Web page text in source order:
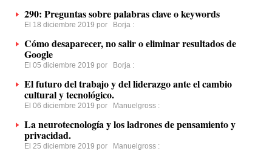
290: Preguntas sobre palabras clave o keywords
El 18 diciembre 2019 por Borja :
Cómo desaparecer, no salir o eliminar resultados de
Google
El 05 diciembre 2019 por Borja :
El futuro del trabajo y del liderazgo ante el cambio
cultural y tecnológico.
El 06 diciembre 2019 por Manuelgross :
La neurotecnología y los ladrones de pensamiento y
privacidad.
El 25 diciembre 2019 por Manuelgross :